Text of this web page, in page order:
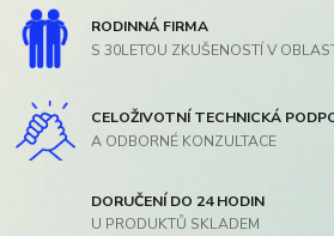
RODINNÁ FIRMA
S 30LETOU ZKUŠENOSTÍ V
CELOŽIVOTNÍ TECHNICKÁ
A ODBORNÉ KONZULTACE
DORUČENÍ DO 24 HODIN
U PRODUKTŮ SKLADEM